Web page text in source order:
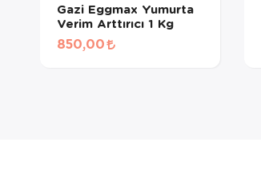
Gazi Eggmax Yumurta
Verim Arttırıcı 1 Kg
850,00